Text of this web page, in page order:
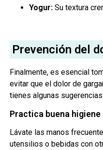
Yogur: Su textura
Prevención del
Finalmente, es esencial
evitar que el dolor de
tienes algunas sugerencias:
Practica buena higiene
Lávate las manos
utensilios o bebidas con